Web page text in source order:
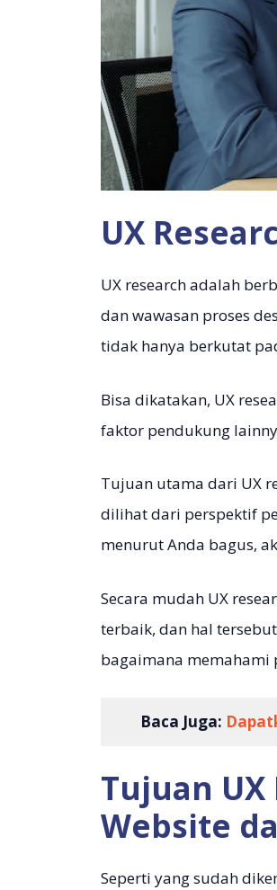
UX
UX research adalah
dan wawasan proses
tidak hanya berkutat
Bisa dikatakan, UX
faktor pendukung
Tujuan utama dari UX
dilihat dari perspektif
menurut Anda bagus,
Secara mudah UX
terbaik, dan hal
bagaimana memahami
Baca Juga:
Tujuan
Website
Seperti yang sudah